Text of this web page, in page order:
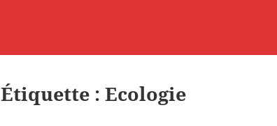
Étiquette :Ecologie